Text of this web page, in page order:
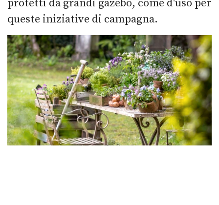
protetti da grandi gazebo, come d'uso per
queste iniziative di campagna.